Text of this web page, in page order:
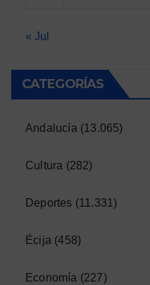
« Jul
CATEGORÍAS
Andalucía (13.065)
Cultura (282)
Deportes (11.331)
Écija (458)
Economía (227)